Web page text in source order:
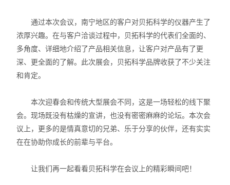
X荧光光谱XRF能量色散型
分析仪器-光谱
等离子清洗机
通过本次会议，南宁地区的客户对贝拓科学的仪器产生了
浓厚兴趣。在与客户洽谈过程中，贝拓科学的代表们全面的、
多角度、详细地介绍了产品相关信息，让客户对产品有了更
深、更全面的了解。此次展会，贝拓科学品牌收获了不少关注
和肯定。
本次迎春会和传统大型展会不同，这是一场轻松的线下聚
会。现场既没有枯燥的宣讲，也没有密密麻麻的论坛。本次会
议上，更多的是情真意切的兄弟、乐于分享的伙伴，还有实实
在在协助你成长的前辈与平台。
让我们再一起看看贝拓科学在会议上的精彩瞬间吧！